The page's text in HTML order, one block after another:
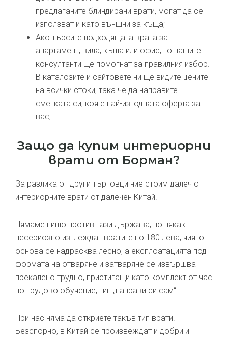
предлаганите блиндирани врати, могат да се
използват и като външни за къща;
Ако търсите подходящата врата за
апартамент, вила, къща или офис, то нашите
консултанти ще помогнат за правилния избор.
В каталозите и сайтовете ни ще видите цените
на всички стоки, така че да направите
сметката си, коя е най-изгодната оферта за
вас;
Защо да купим интериорни
врати от Борман?
За разлика от други търговци ние стоим далеч от
интериорните врати от далечен Китай.
Нямаме нищо против тази държава, но някак
несериозно изглеждат вратите по 180 лева, чиято
основа се надрасква лесно, а експлоатацията под
формата на отваряне и затваряне се извършва
прекалено трудно, пристигащи като комплект от час
по трудово обучение, тип „направи си сам“.
При нас няма да откриете такъв тип врати.
Безспорно, в Китай се произвеждат и добри и